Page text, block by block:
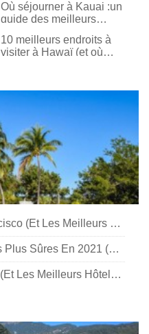
Où séjourner à Kauai :un
guide des meilleurs
10 meilleurs endroits à
visiter à Hawaï (et où
Où Séjourner À San Francisco (et Les Meilleurs Hôtels De Chaque Région)
Les Îles Des Caraïbes Les Plus Sûres En 2021 (et Où Séjourner !)
Où Séjourner À Lisbonne (et Les Meilleurs Hôtels De Chaque Quartier !)